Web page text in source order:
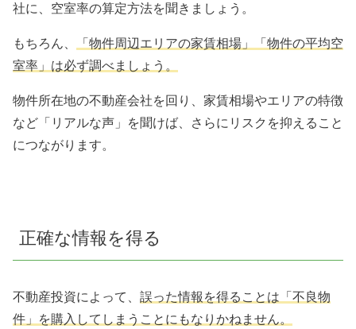
社に、空室率の算定方法を聞きましょう。
もちろん、
「物件周辺エリアの家賃相場」「物件の平均空
室率」は必ず調べましょう。
物件所在地の不動産会社を回り、家賃相場やエリアの特徴
など「リアルな声」を聞けば、さらにリスクを抑えること
につながります。
正確な情報を得る
不動産投資によって、 誤った情報を得ることは「不良物
件」を購入してしまうことにもなりかねません。